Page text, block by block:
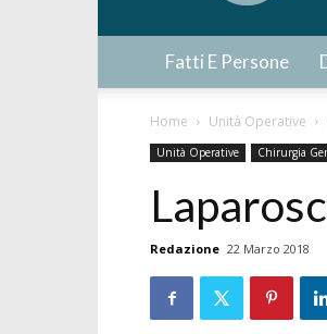
Fatti E Persone
Home Unità Operative
Unità Operative Chirurgia
Redazione 22 Marzo 2018